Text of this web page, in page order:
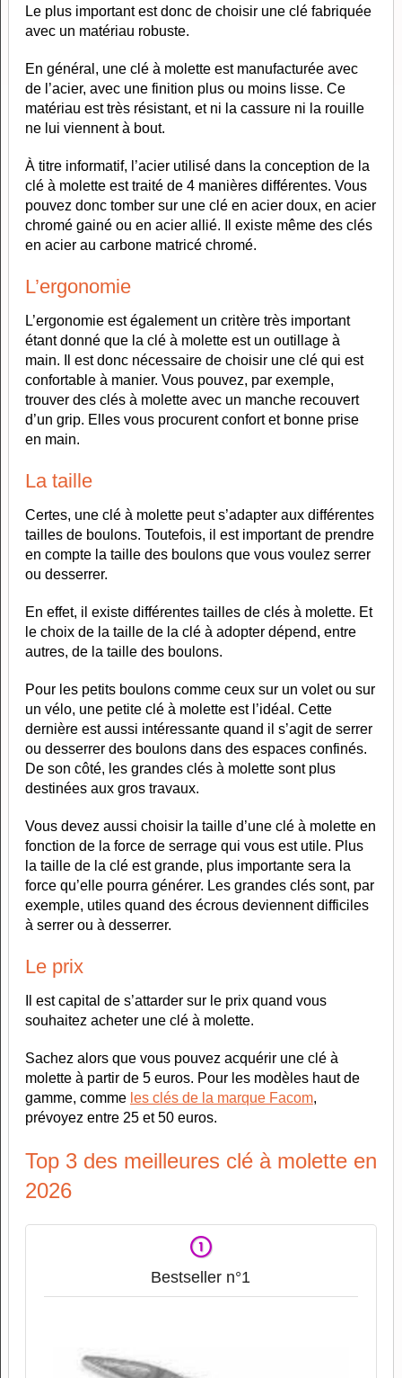
Le plus important est donc de choisir une clé fabriquée
avec un matériau robuste.
En général, une clé à molette est manufacturée avec
de l’acier, avec une finition plus ou moins lisse. Ce
matériau est très résistant, et ni la cassure ni la rouille
ne lui viennent à bout.
À titre informatif, l’acier utilisé dans la conception de la
clé à molette est traité de 4 manières différentes. Vous
pouvez donc tomber sur une clé en acier doux, en acier
chromé gainé ou en acier allié. Il existe même des clés
en acier au carbone matricé chromé.
L’ergonomie
L’ergonomie est également un critère très important
étant donné que la clé à molette est un outillage à
main. Il est donc nécessaire de choisir une clé qui est
confortable à manier. Vous pouvez, par exemple,
trouver des clés à molette avec un manche recouvert
d’un grip. Elles vous procurent confort et bonne prise
en main.
La taille
Certes, une clé à molette peut s’adapter aux différentes
tailles de boulons. Toutefois, il est important de prendre
en compte la taille des boulons que vous voulez serrer
ou desserrer.
En effet, il existe différentes tailles de clés à molette. Et
le choix de la taille de la clé à adopter dépend, entre
autres, de la taille des boulons.
Pour les petits boulons comme ceux sur un volet ou sur
un vélo, une petite clé à molette est l’idéal. Cette
dernière est aussi intéressante quand il s’agit de serrer
ou desserrer des boulons dans des espaces confinés.
De son côté, les grandes clés à molette sont plus
destinées aux gros travaux.
Vous devez aussi choisir la taille d’une clé à molette en
fonction de la force de serrage qui vous est utile. Plus
la taille de la clé est grande, plus importante sera la
force qu’elle pourra générer. Les grandes clés sont, par
exemple, utiles quand des écrous deviennent difficiles
à serrer ou à desserrer.
Le prix
Il est capital de s’attarder sur le prix quand vous
souhaitez acheter une clé à molette.
Sachez alors que vous pouvez acquérir une clé à
molette à partir de 5 euros. Pour les modèles haut de
gamme, comme les clés de la marque Facom,
prévoyez entre 25 et 50 euros.
Top 3 des meilleures clé à molette en
2026
Bestseller n°1